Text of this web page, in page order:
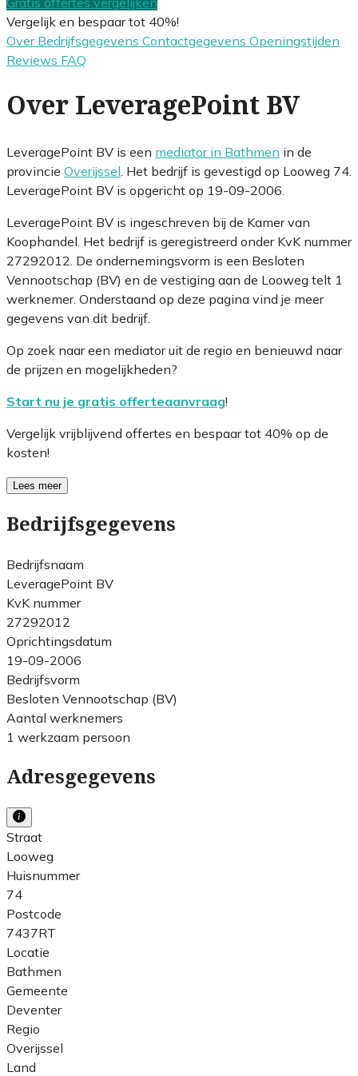
Vergelijk en bespaar tot 40%!
Over Bedrijfsgegevens Contactgegevens Openingstijden
Reviews FAQ
Over LeveragePoint BV
LeveragePoint BV is een mediator in Bathmen in de
provincie Overijssel . Het bedrijf is gevestigd op Looweg 74.
LeveragePoint BV is opgericht op 19-09-2006.
LeveragePoint BV is ingeschreven bij de Kamer van
Koophandel. Het bedrijf is geregistreerd onder KvK nummer
27292012. De ondernemingsvorm is een Besloten
Vennootschap (BV) en de vestiging aan de Looweg telt 1
werknemer. Onderstaand op deze pagina vind je meer
gegevens van dit bedrijf.
Op zoek naar een mediator uit de regio en benieuwd naar
de prijzen en mogelijkheden?
Start nu je gratis offerteaanvraag!
Vergelijk vrijblijvend offertes en bespaar tot 40% op de
kosten!
Lees meer
Bedrijfsgegevens
Bedrijfsnaam
LeveragePoint BV
KvK nummer
27292012
Oprichtingsdatum
19-09-2006
Bedrijfsvorm
Besloten Vennootschap (BV)
Aantal werknemers
1 werkzaam persoon
Adresgegevens
Straat
Looweg
Huisnummer
74
Postcode
7437RT
Locatie
Bathmen
Gemeente
Deventer
Regio
Overijssel
Land